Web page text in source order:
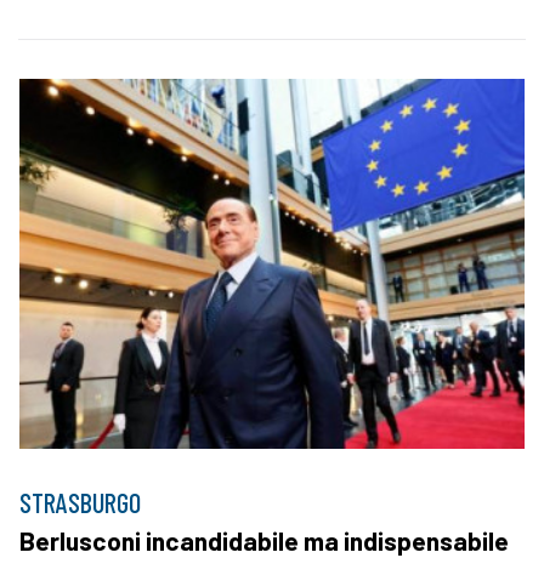
STRASBURGO
Berlusconi incandidabile ma indispensabile